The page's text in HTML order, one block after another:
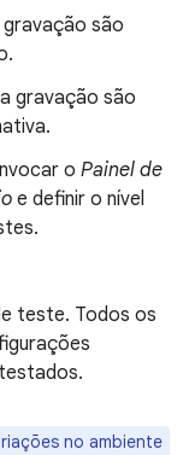
são
gravação são
o Painel de
e definir o nível
teste. Todos os
no ambiente